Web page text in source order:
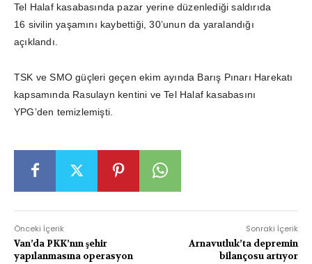
Tel Halaf kasabasında pazar yerine düzenlediği saldırıda
16 sivilin yaşamını kaybettiği, 30’unun da yaralandığı
açıklandı.
TSK ve SMO güçleri geçen ekim ayında Barış Pınarı Harekatı
kapsamında Rasulayn kentini ve Tel Halaf kasabasını
YPG’den temizlemişti.
Önceki İçerik
Van’da PKK’nın şehir
yapılanmasına operasyon
Sonraki İçerik
Arnavutluk’ta depremin
bilançosu artıyor